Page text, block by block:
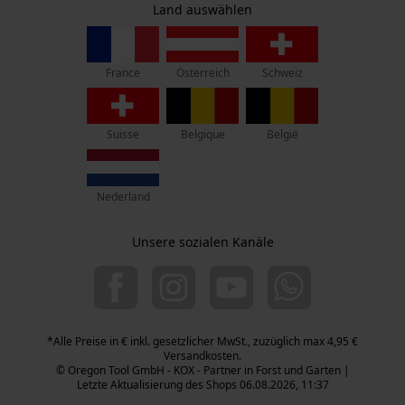
Lise-Meitner-Str. 4
Retouren-Adresse:
Beim Erlenwäldchen 14/2
71522 Backnang
Telefon Erreichbarkeit:
Mo.-Fr.: 07:00 - 18:00 Uhr
Sa.: 09:00 - 13:00 Uhr
Land auswählen
France Österreich Schweiz
Suisse Belgique België
Nederland
Unsere sozialen Kanäle
*Alle Preise in € inkl. gesetzlicher MwSt., zuzüglich max 4,95 €
Versandkosten.
© Oregon Tool GmbH - KOX - Partner in Forst und Garten |
Letzte Aktualisierung des Shops 06.08.2026, 11:37
Personalisierte Startseite
Gespeicherter Warenkorb
Persönliche Begrüßung
Geo-IP und User Detection
YouTube-Videos
Google Maps
Marketing Cookies
Google Global Site Tag
Microsoft Advertising Universal
Event Tracking